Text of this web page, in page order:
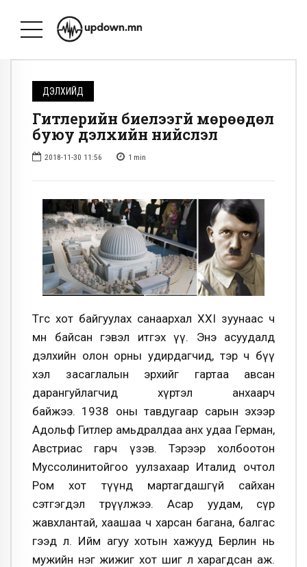
ДЭЛХИЙД
Гитлерийн биелээгүй мөрөөдөл
буюу дэлхийн нийслэл
2018-11-30 11:56 1 min
Төгс хот байгуулах санаархал XXI зуунаас ч
өмнө байсан гэвэл итгэх үү. Энэ асуудалд
дэлхийн олон орны удирдагчид, тэр ч бүү
хэл засаглалын эрхийг гартаа авсан
дарангуйлагчид хүртэл анхаарч
байжээ. 1938 оны тавдугаар сарын эхээр
Адольф Гитлер амьдралдаа анх удаа Герман,
Австриас гарч үзэв. Тэрээр холбоотон
Муссолинитойгоо уулзахаар Италид очтол
Ром хот түүнд мартагдашгүй сайхан
сэтгэгдэл төрүүлжээ. Асар уудам, сүр
жавхлантай, хаашаа ч харсан багана, балгас
гээд л. Ийм агуу хотын хажууд Берлин нь
мужийн нэг жижиг хот шиг л харагдсан аж.